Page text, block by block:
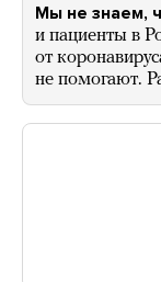
Мы не знаем,
и пациенты в
от
не помогают.